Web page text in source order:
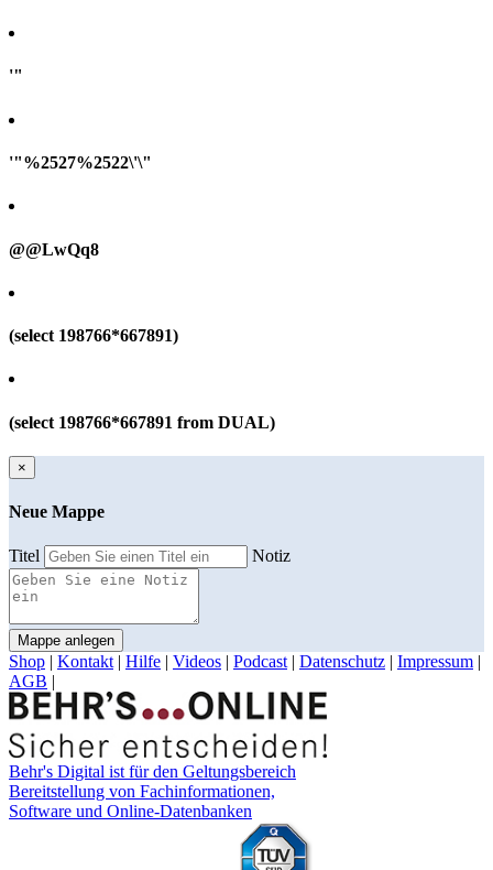
'"
'"%2527%2522\'\"
@@LwQq8
(select 198766*667891)
(select 198766*667891 from DUAL)
×
Neue Mappe
Titel Notiz
Mappe anlegen
Shop | Kontakt | Hilfe | Videos | Podcast | Datenschutz | Impressum |
AGB |
Behr's Digital ist für den Geltungsbereich
Bereitstellung von Fachinformationen,
Software und Online-Datenbanken